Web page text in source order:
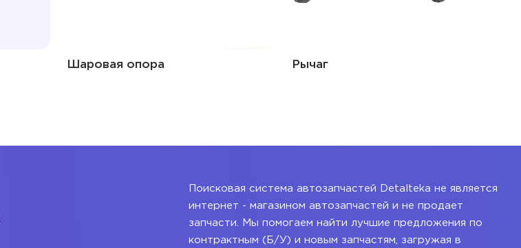
Шаровая опора Рычаг
Поисковая система автозапчастей Detalteka не является
интернет - магазином автозапчастей и не продает
запчасти. Мы помогаем найти лучшие предложения по
контрактным (Б/У) и новым запчастям, загружая в